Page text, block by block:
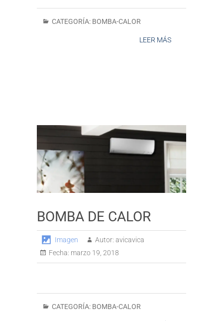
CATEGORÍA: BOMBA-CALOR
LEER MÁS
BOMBA DE CALOR
Imagen Autor: avicavica
Fecha: marzo 19, 2018
CATEGORÍA: BOMBA-CALOR